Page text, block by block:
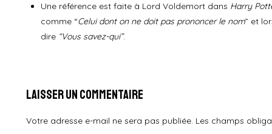
Une référence est faite à Lord Voldemort dans Harry
comme “Celui dont on ne doit pas prononcer le nom” et
dire “Vous savez-qui”.
Laisser un commentaire
Votre adresse e-mail ne sera pas publiée. Les champs